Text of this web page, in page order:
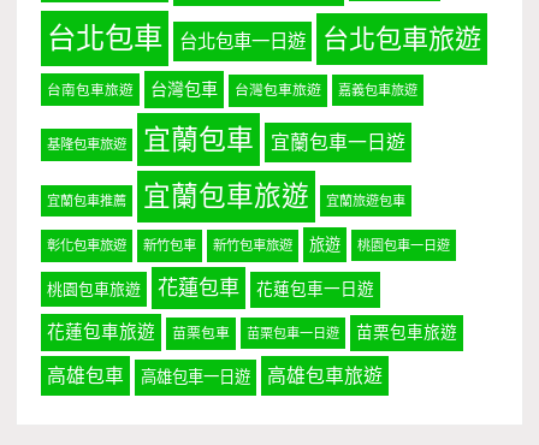
台北包車 台北包車一日遊 台北包車旅遊
台南包車旅遊 台灣包車 台灣包車旅遊 嘉義包車旅遊
基隆包車旅遊 宜蘭包車 宜蘭包車一日遊
宜蘭包車推薦 宜蘭包車旅遊 宜蘭旅遊包車
彰化包車旅遊 新竹包車 新竹包車旅遊 旅遊 桃園包車一日遊
桃園包車旅遊 花蓮包車 花蓮包車一日遊
花蓮包車旅遊 苗栗包車 苗栗包車一日遊 苗栗包車旅遊
高雄包車 高雄包車一日遊 高雄包車旅遊